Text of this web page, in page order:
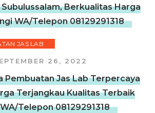
Berkualitas Harga
WA/Telepon 08129291318
JAS LAB
26, 2022
Pembuatan Jas Lab Terpercaya
Terjangkau Kualitas Terbaik
Telepon 08129291318